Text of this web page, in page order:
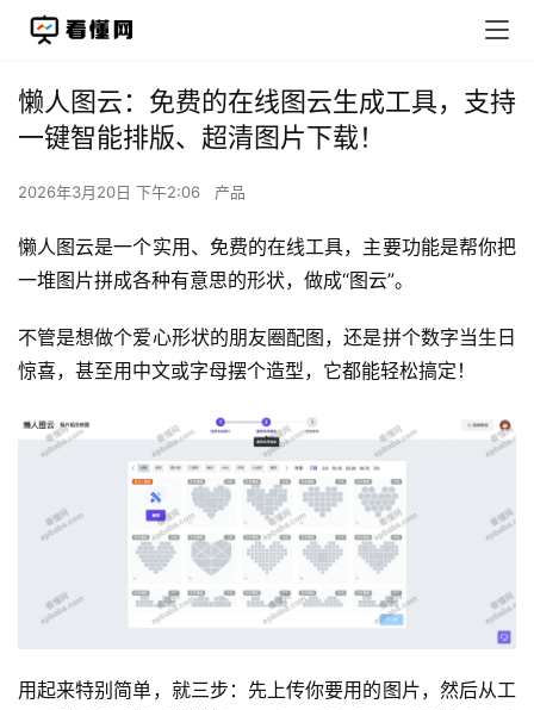
懒人图云：免费的在线图云生成工具，支持
一键智能排版、超清图片下载！
2026年3月20日 下午2:06 产品
懒人图云是一个实用、免费的在线工具，主要功能是帮你把
一堆图片拼成各种有意思的形状，做成“图云”。
不管是想做个爱心形状的朋友圈配图，还是拼个数字当生日
惊喜，甚至用中文或字母摆个造型，它都能轻松搞定！
用起来特别简单，就三步：先上传你要用的图片，然后从工